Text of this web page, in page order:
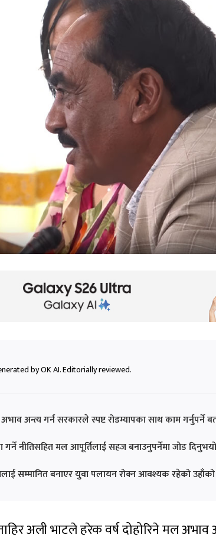
by OK AI. Editorially reviewed.
अन्त्य गर्न सरकारले स्पष्ट रोडम्यापका साथ काम गर्नुपर्ने
नीतिसहित मल आपूर्तिलाई सहज बनाउनुपर्नेमा जोड
सम्मानित बनाएर युवा पलायन रोक्न आवश्यक रहेको
अली भाटले हरेक वर्ष दोहोरिने मल अभाव